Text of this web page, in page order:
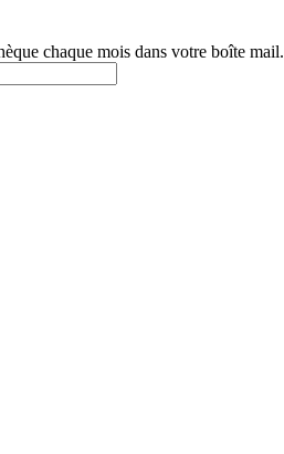
chaque mois dans votre boîte mail.